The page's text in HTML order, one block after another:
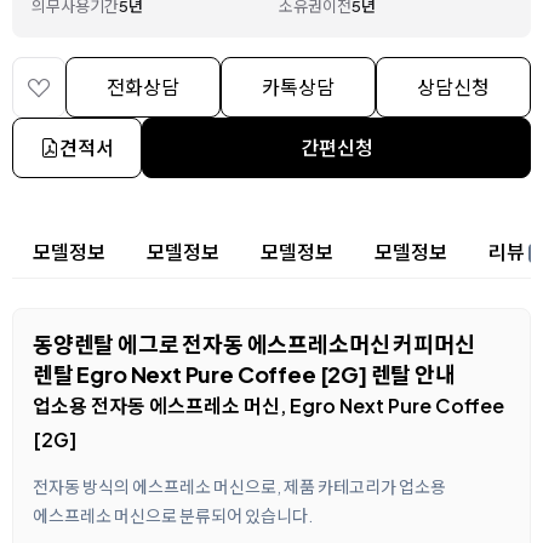
의무사용기간5년 소유권이전5년
전화상담 카톡상담 상담신청
견적서 간편신청
상세 정보
모델정보 모델정보 모델정보 모델정보 리뷰
동양렌탈 에그로 전자동 에스프레소머신 커피머신
렌탈 Egro Next Pure Coffee [2G] 렌탈 안내
업소용 전자동 에스프레소 머신, Egro Next Pure Coffee
[2G]
전자동 방식의 에스프레소 머신으로, 제품 카테고리가 업소용
에스프레소 머신으로 분류되어 있습니다.